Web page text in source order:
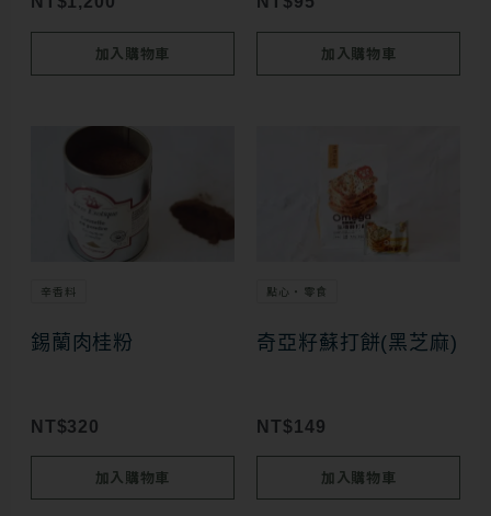
加入購物車 加入購物車
辛香料
錫蘭肉桂粉
NT$320
加入購物車
點心・零食
奇亞籽蘇打餅(黑芝麻)
NT$149
加入購物車